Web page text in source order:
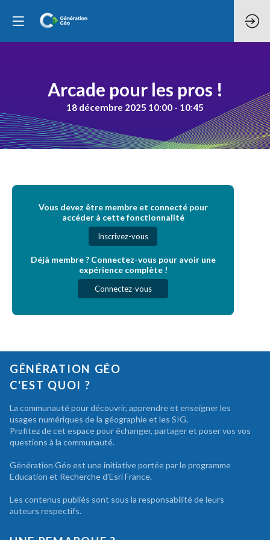
Arcade pour les pros !
18 décembre 2025 10:00 - 10:45
Vous devez être membre et connecté pour
accéder à cette fonctionnalité
Inscrivez-vous
Déjà membre ? Connectez-vous pour avoir une
expérience complète !
Connectez-vous
GÉNÉRATION GÉO
C'EST QUOI ?
La communauté pour découvrir, apprendre et enseigner les
usages numériques de la géographie et les SIG.
Profitez de cet espace pour échanger, partager et poser vos vos
questions à la communauté.
Génération Géo est une initiative portée par le programme
Education et Recherche d'Esri France.
Les contenus publiés sont sous la responsabilité de leurs
auteurs respectifs.